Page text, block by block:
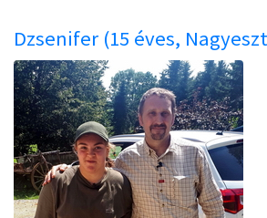
Dzsenifer (15 éves,